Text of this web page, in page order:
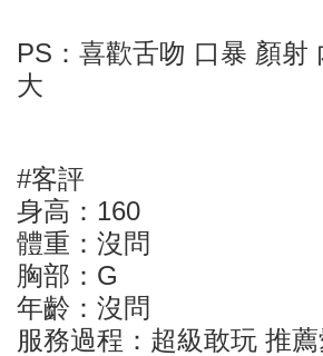
PS：喜歡舌吻 口暴 顏射
大
#客評
身高：160
體重：沒問
胸部：G
年齡：沒問
服務過程：超級敢玩 推